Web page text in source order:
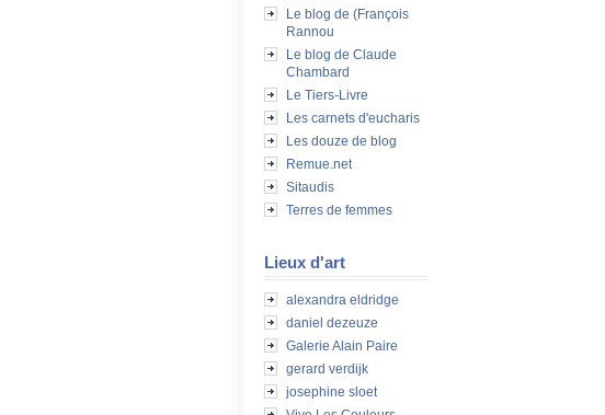
Le blog de (François
Rannou
Le blog de Claude
Chambard
Le Tiers-Livre
Les carnets d'eucharis
Les douze de blog
Remue.net
Sitaudis
Terres de femmes
Lieux d'art
alexandra eldridge
daniel dezeuze
Galerie Alain Paire
gerard verdijk
josephine sloet